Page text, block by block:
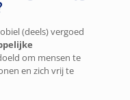
(deels) vergoed
om mensen te
en zich vrij te